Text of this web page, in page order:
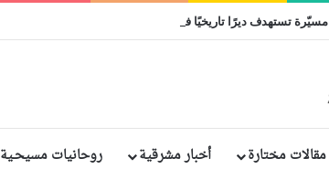
مسيّرة تستهدف ديرًا تاريخيًا في إثيوبيا: مقتل وإصابة رهبان وراهبات
مقالات مختارة أخبار مشرقية روحانيات مسيحـية